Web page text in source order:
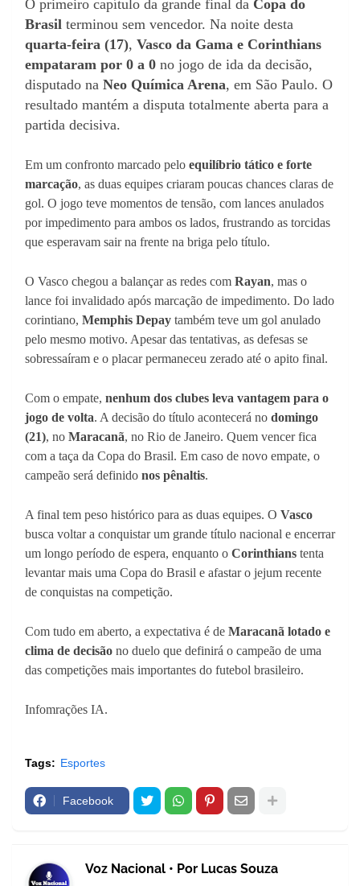
O primeiro capítulo da grande final da Copa do
Brasil terminou sem vencedor. Na noite desta
quarta-feira (17), Vasco da Gama e Corinthians
empataram por 0 a 0 no jogo de ida da decisão,
disputado na Neo Química Arena, em São Paulo. O
resultado mantém a disputa totalmente aberta para a
partida decisiva.
Em um confronto marcado pelo equilíbrio tático e forte
marcação, as duas equipes criaram poucas chances claras de
gol. O jogo teve momentos de tensão, com lances anulados
por impedimento para ambos os lados, frustrando as torcidas
que esperavam sair na frente na briga pelo título.
O Vasco chegou a balançar as redes com Rayan, mas o
lance foi invalidado após marcação de impedimento. Do lado
corintiano, Memphis Depay também teve um gol anulado
pelo mesmo motivo. Apesar das tentativas, as defesas se
sobressaíram e o placar permaneceu zerado até o apito final.
Com o empate, nenhum dos clubes leva vantagem para o
jogo de volta. A decisão do título acontecerá no domingo
(21), no Maracanã, no Rio de Janeiro. Quem vencer fica
com a taça da Copa do Brasil. Em caso de novo empate, o
campeão será definido nos pênaltis.
A final tem peso histórico para as duas equipes. O Vasco
busca voltar a conquistar um grande título nacional e encerrar
um longo período de espera, enquanto o Corinthians tenta
levantar mais uma Copa do Brasil e afastar o jejum recente
de conquistas na competição.
Com tudo em aberto, a expectativa é de Maracanã lotado e
clima de decisão no duelo que definirá o campeão de uma
das competições mais importantes do futebol brasileiro.
Infomrações IA.
Tags: Esportes
Facebook
Voz Nacional • Por Lucas Souza